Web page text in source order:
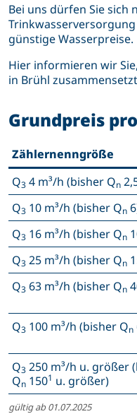
Bei uns dürfen Sie sich
günstige Wasserpreise.
Hier informieren wir
in Brühl
Grundpreis
Zählernenngröße
Q3 4 m³/h (bisher Qn
Q3 10 m³/h (bisher Qn
Q3 16 m³/h (bisher Qn
Q3 25 m³/h (bisher Qn
Q3 63 m³/h (bisher Qn
Q3 100 m³/h (bisher Qn
Q3 250 m³/h u. größer
Qn1501 u. größer)
gültig ab 01.07.2025